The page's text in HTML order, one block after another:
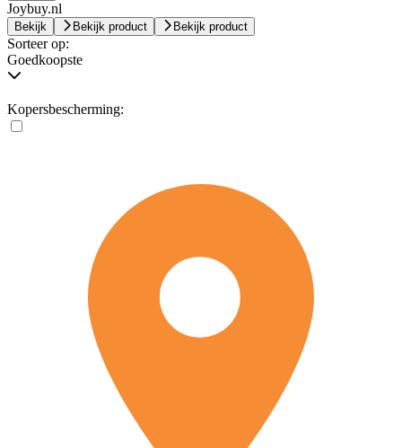
Joybuy.nl
Bekijk Bekijk product Bekijk product
Sorteer op:
Goedkoopste
Kopersbescherming: